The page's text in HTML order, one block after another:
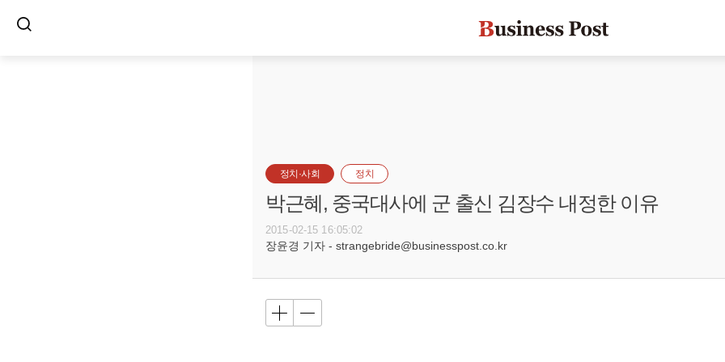
정치·사회 정치
박근혜, 중국대사에 군 출신 김장수 내정한 이유
2015-02-15 16:05:02
장윤경 기자 - strangebride@businesspost.co.kr